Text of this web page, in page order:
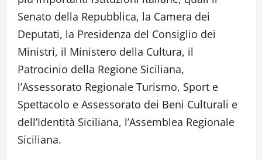
Senato della Repubblica, la Camera dei
Deputati, la Presidenza del Consiglio dei
Ministri, il Ministero della Cultura, il
Patrocinio della Regione Siciliana,
l’Assessorato Regionale Turismo, Sport e
Spettacolo e Assessorato dei Beni Culturali e
dell’Identità Siciliana, l’Assemblea Regionale
Siciliana.